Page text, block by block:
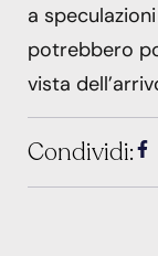
a
potrebbero
vista
Condividi: